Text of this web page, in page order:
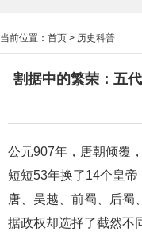
当前位置： 首页 > 历史科普
割据中的繁荣：五
公元907年，唐朝倾覆
短短53年换了14个皇
唐、吴越、前蜀、后蜀
据政权却选择了截然不